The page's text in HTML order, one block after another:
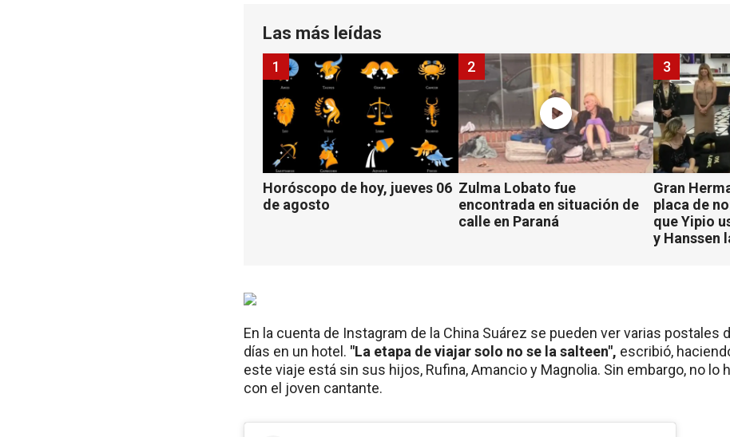
Las más leídas
Horóscopo de hoy, jueves 06
de agosto
1
Zulma Lobato fue
encontrada en situación de
calle en Paraná
2
Gran
placa de
que Yipio
y Hanssen
3
En la cuenta de Instagram de la China Suárez se pueden ver varias postales
días en un hotel. "La etapa de viajar solo no se la salteen", escribió,
este viaje está sin sus hijos, Rufina, Amancio y Magnolia. Sin embargo, no lo
con el joven cantante.